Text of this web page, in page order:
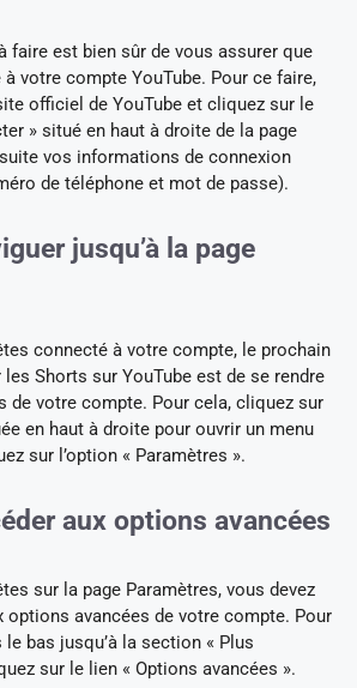
faire est bien sûr de vous assurer que
votre compte YouTube. Pour ce faire,
officiel de YouTube et cliquez sur le
» situé en haut à droite de la page
vos informations de connexion
de téléphone et mot de passe).
jusqu’à la page
connecté à votre compte, le prochain
Shorts sur YouTube est de se rendre
de votre compte. Pour cela, cliquez sur
en haut à droite pour ouvrir un menu
sur l’option « Paramètres ».
aux options avancées
sur la page Paramètres, vous devez
options avancées de votre compte. Pour
bas jusqu’à la section « Plus
sur le lien « Options avancées ».